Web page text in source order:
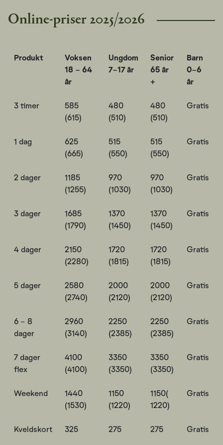
Online-priser 2025/2026
Produkt
Voksen
18 - 64
år
Ungdom
7-17 år
Senior
65 år
+
Barn
0-6
år
3 timer
585
(615)
480
(510)
480
(510)
Gratis
1 dag
625
(665)
515
(550)
515
(550)
Gratis
2 dager
1185
(1255)
970
(1030)
970
(1030)
Gratis
3 dager
1685
(1790)
1370
(1450)
1370
(1450)
Gratis
4 dager
2150
(2280)
1720
(1815)
1720
(1815)
Gratis
5 dager
2580
(2740)
2000
(2120)
2000
(2120)
Gratis
6 - 8
dager
2960
(3140)
2250
(2385)
2250
(2385)
Gratis
7 dager
flex
4100
(4100)
3350
(3350)
3350
(3350)
Gratis
Weekend
1440
(1530)
1150
(1220)
1150(
1220)
Gratis
Kveldskort 325 275 275 Gratis